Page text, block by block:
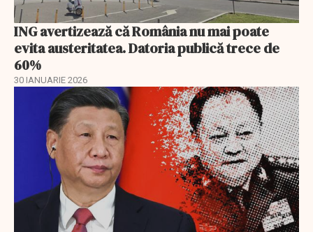
ING avertizează că România nu mai poate
evita austeritatea. Datoria publică trece de
60%
30 IANUARIE 2026